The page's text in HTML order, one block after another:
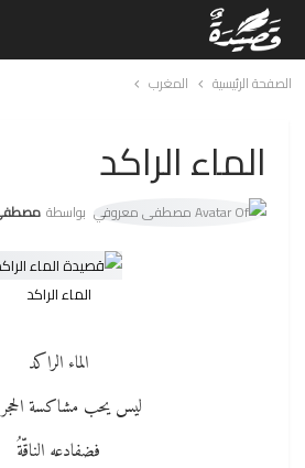
الصفحة الرئيسية المغرب
الماء الراكد
بواسطة
الماء الراكد
الماء الراكد
ليس يحب مشاكسة الحجر
فضفادعه الناقّةُ